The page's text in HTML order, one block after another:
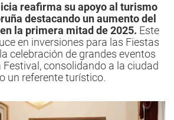
reafirma su apoyo al turismo
destacando un aumento del
la primera mitad de 2025. Este
en inversiones para las Fiestas
celebración de grandes eventos
consolidando a la ciudad
un referente turístico.